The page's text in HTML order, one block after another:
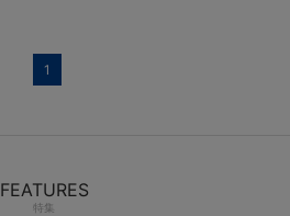
1
FEATURES
特集